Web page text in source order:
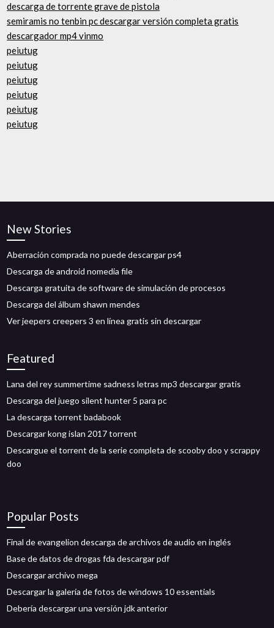
descarga de torrente grave de pistola
semiramis no tenbin pc descargar versión completa gratis
descargador mp4 vinmo
peiutug
peiutug
peiutug
peiutug
peiutug
peiutug
New Stories
Aberración comprada no puede descargar ps4
Descarga de android nomedia file
Descarga gratuita de software de simulación de procesos
Descarga del álbum shawn mendes
Ver jeepers creepers 3 en línea gratis sin descargar
Featured
Lana del rey summertime sadness letras mp3 descargar gratis
Descarga del juego silent hunter 5 para pc
La descarga torrent badabook
Descargar kong islan 2017 torrent
Descargue el torrent de la serie completa de scooby doo y scrappy
doo
Popular Posts
Final de evangelion descarga de archivos de audio en inglés
Base de datos de drogas fda descargar pdf
Descargar archivo mega
Descargar la galería de fotos de windows 10 essentials
Debería descargar una versión jdk anterior